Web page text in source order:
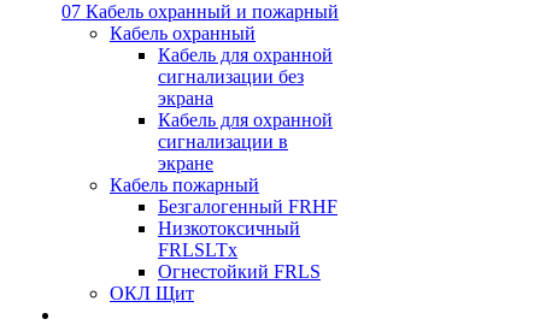
07 Кабель охранный и пожарный
Кабель охранный
Кабель для охранной
сигнализации без
экрана
Кабель для охранной
сигнализации в
экране
Кабель пожарный
Безгалогенный FRHF
Низкотоксичный
FRLSLTx
Огнестойкий FRLS
ОКЛ Щит